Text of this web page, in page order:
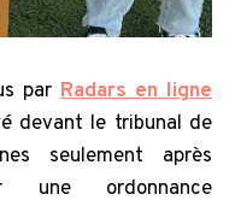
par Radars en ligne
devant le tribunal de
seulement après
ordonnance